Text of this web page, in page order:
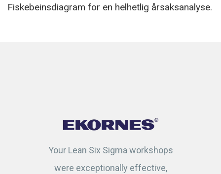
Fiskebeinsdiagram for en helhetlig årsaksanalyse.
Your Lean Six Sigma workshops
were exceptionally effective,